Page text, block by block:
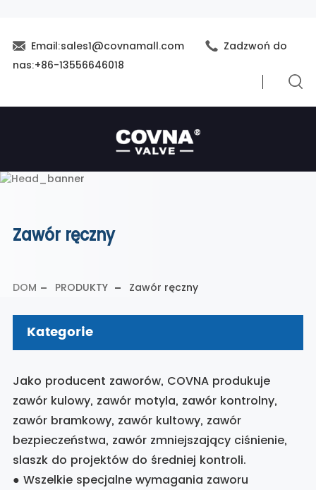
Email:sales1@covnamall.com
Zadzwoń do
nas:+86-13556646018
Zawór ręczny
DOM PRODUKTY Zawór ręczny
Kategorie
Jako producent zaworów, COVNA produkuje
zawór kulowy, zawór motyla, zawór kontrolny,
zawór bramkowy, zawór kultowy, zawór
bezpieczeństwa, zawór zmniejszający ciśnienie,
slaszk do projektów do średniej kontroli.
● Wszelkie specjalne wymagania zaworu